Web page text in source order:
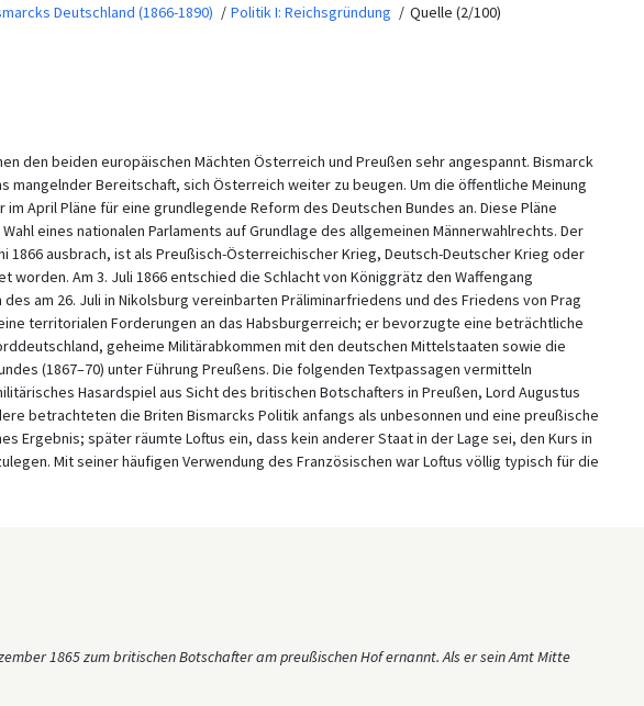
Deutschland (1866-1890) Politik I: Reichsgründung Quelle (2/100)
den beiden europäischen Mächten Österreich und Preußen sehr angespannt. Bismarck
mangelnder Bereitschaft, sich Österreich weiter zu beugen. Um die öffentliche Meinung
April Pläne für eine grundlegende Reform des Deutschen Bundes an. Diese Pläne
eines nationalen Parlaments auf Grundlage des allgemeinen Männerwahlrechts. Der
1866 ausbrach, ist als Preußisch-Österreichischer Krieg, Deutsch-Deutscher Krieg oder
worden. Am 3. Juli 1866 entschied die Schlacht von Königgrätz den Waffengang
des am 26. Juli in Nikolsburg vereinbarten Präliminarfriedens und des Friedens von Prag
territorialen Forderungen an das Habsburgerreich; er bevorzugte eine beträchtliche
geheime Militärabkommen mit den deutschen Mittelstaaten sowie die
(1867–70) unter Führung Preußens. Die folgenden Textpassagen vermitteln
Hasardspiel aus Sicht des britischen Botschafters in Preußen, Lord Augustus
betrachteten die Briten Bismarcks Politik anfangs als unbesonnen und eine preußische
Ergebnis; später räumte Loftus ein, dass kein anderer Staat in der Lage sei, den Kurs in
Mit seiner häufigen Verwendung des Französischen war Loftus völlig typisch für die
1865 zum britischen Botschafter am preußischen Hof ernannt. Als er sein Amt Mitte